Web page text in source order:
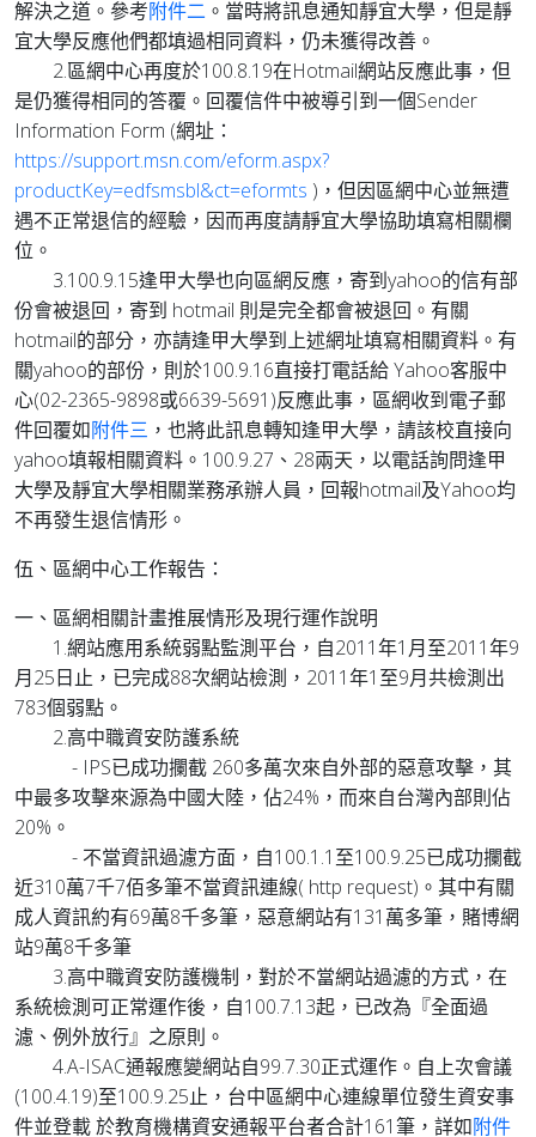
解決之道。參考附件二 。當時將訊息通知靜宜大學，但是靜
宜大學反應他們都填過相同資料，仍未獲得改善。
2.區網中心再度於100.8.19在Hotmail網站反應此事，但
是仍獲得相同的答覆。回覆信件中被導引到一個Sender
Information Form (網址：
https://support.msn.com/eform.aspx?
productKey=edfsmsbl&ct=eformts )，但因區網中心並無遭
遇不正常退信的經驗，因而再度請靜宜大學協助填寫相關欄
位。
3.100.9.15逢甲大學也向區網反應，寄到yahoo的信有部
份會被退回，寄到 hotmail 則是完全都會被退回。有關
hotmail的部分，亦請逢甲大學到上述網址填寫相關資料。有
關yahoo的部份，則於100.9.16直接打電話給 Yahoo客服中
心(02-2365-9898或6639-5691)反應此事，區網收到電子郵
件回覆如附件三 ，也將此訊息轉知逢甲大學，請該校直接向
yahoo填報相關資料。100.9.27、28兩天，以電話詢問逢甲
大學及靜宜大學相關業務承辦人員，回報hotmail及Yahoo均
不再發生退信情形。
伍、區網中心工作報告：
一、區網相關計畫推展情形及現行運作說明
1.網站應用系統弱點監測平台，自2011年1月至2011年9
月25日止，已完成88次網站檢測，2011年1至9月共檢測出
783個弱點。
2.高中職資安防護系統
- IPS已成功攔截 260多萬次來自外部的惡意攻擊，其
中最多攻擊來源為中國大陸，佔24%，而來自台灣內部則佔
20%。
- 不當資訊過濾方面，自100.1.1至100.9.25已成功攔截
近310萬7千7佰多筆不當資訊連線( http request)。其中有關
成人資訊約有69萬8千多筆，惡意網站有131萬多筆，賭博網
站9萬8千多筆
3.高中職資安防護機制，對於不當網站過濾的方式，在
系統檢測可正常運作後，自100.7.13起，已改為『全面過
濾、例外放行』之原則。
4.A-ISAC通報應變網站自99.7.30正式運作。自上次會議
(100.4.19)至100.9.25止，台中區網中心連線單位發生資安事
件並登載 於教育機構資安通報平台者合計161筆，詳如附件